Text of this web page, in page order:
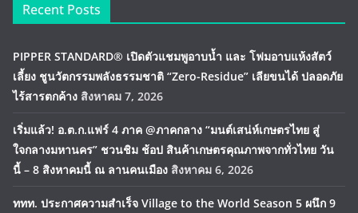
Recent Posts
PIPPER STANDARD® เปิดตัวแชมพูอาบน้ำ และ โฟมอาบแห้งสัตว์
เลี้ยง ชูนวัตกรรมพลังธรรมชาติ “Zero-Residue” เลียขนได้ ปลอดภัย
ไร้สารตกค้าง สิงหาคม 7, 2026
เริ่มแล้ว! อ.ต.ก.แฟร์ 4 ภาค @ภาคกลาง “มนต์เสน่ห์เกษตรไทย สู่
ใจกลางมหานคร” ชวนชิม ช้อป สินค้าเกษตรคุณภาพจากทั่วไทย วัน
นี้ – 8 สิงหาคมนี้ ณ ลานคนเมือง สิงหาคม 6, 2026
ททท. ประกาศความสำเร็จ Village to the World Season 5 ผนึก 9